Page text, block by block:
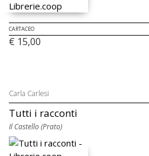
CARTACEO
€ 15,00
Carla Carlesi
Tutti i racconti
Il Castello (Prato)